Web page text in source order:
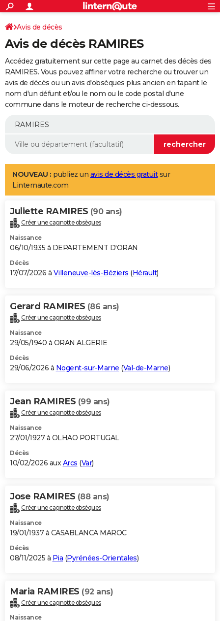
ACTUALITÉS
Politique
Société
Faits Divers
Education
Monde
Villes
+
SPORT
Coupe du monde 2026
Football
Tennis
Cyclisme
Rugby
Forum
Programme TV
TNT
Streaming
Cinéma
Sorties cinéma
Musique
+
FINANCE
Retraite
Epargne
Immobilier
Risques naturels par ville
Banque
Assurance
AUTO
Essais
Réserver un essai
Citadines
Berlines
SUV
Forum auto
+
Mobiles
Meilleur smartphone
Internet
Ordinateurs
Jeux vidéo
Guide high-tech
Aménagement intérieur
LIFESTYLE
Art de vivre
Bien-être
Loisirs
Mode
Modes de vie
Alimentation
Guide de la santé
Maladies
Médicaments
Sommeil
VOYAGE
Destinations
City break
Voyage nature
Voyage de noces
Forum
Climat
+PHOTO
GUIDES D'ACHAT
BONS PLANS
Carte de Noël
Carte Bonne année
Carte Saint-Valentin
Carte Pâques
Carte d'anniversaire
DICTIONNAIRE
Dictionnaire
Biographies
Citations
Expressions
Proverbes
PROGRAMME TV
S'inscrire
Se connecter
Lycées
Collèges
Primaires
Universités
Entreprises
Service militaire
Avis de recherche
AVIS DE DÉCÈS
Bricolage
Lifestyle
Culture
Sport
Auto
Television
Voyage
Cinema
Avis de décès
Avis de décès RAMIRES
Accédez gratuitement sur cette page au carnet des décès des
RAMIRES. Vous pouvez affiner votre recherche ou trouver un
avis de décès ou un avis d'obsèques plus ancien en tapant le
nom d'un défunt et/ou le nom ou le code postal d'une
commune dans le moteur de recherche ci-dessous.
NOUVEAU : publiez un avis de décès gratuitsur
Linternaute.com
Juliette RAMIRES (90 ans)
Créer une cagnotte obsèques
Naissance
06/10/1935 à DEPARTEMENT D'ORAN
Décès
17/07/2026 à Villeneuve-lès-Béziers (Hérault)
Gerard RAMIRES (86 ans)
Créer une cagnotte obsèques
Naissance
29/05/1940 à ORAN ALGERIE
Décès
29/06/2026 à Nogent-sur-Marne (Val-de-Marne)
Jean RAMIRES (99 ans)
Créer une cagnotte obsèques
Naissance
27/01/1927 à OLHAO PORTUGAL
Décès
10/02/2026 auxArcs (Var)
Jose RAMIRES (88 ans)
Créer une cagnotte obsèques
Naissance
19/01/1937 à CASABLANCA MAROC
Décès
08/11/2025 à Pia (Pyrénées-Orientales)
Maria RAMIRES (92 ans)
Créer une cagnotte obsèques
Naissance